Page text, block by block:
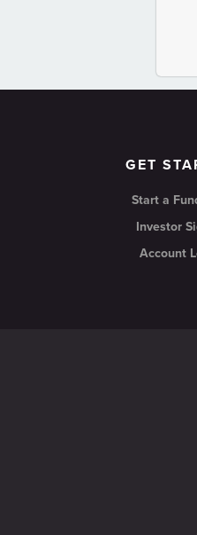
GET
Start a
Investor
Account